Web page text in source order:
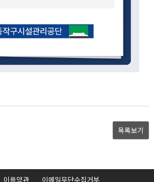
목록보기
이용약관
이메일무단수집거부